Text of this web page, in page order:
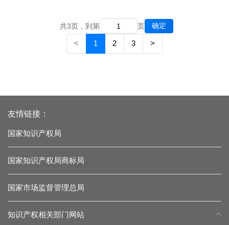
共3页，到第 页 确定
< 1 2 3 >
友情链接：
国家知识产权局
国家知识产权局商标局
国家市场监督管理总局
知识产权相关部门网站